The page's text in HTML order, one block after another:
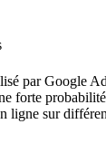
par Google
forte
ligne sur